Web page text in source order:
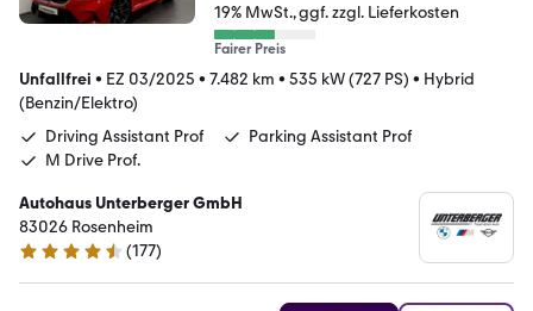
19% MwSt. ggf. zzgl. Lieferkosten
Fairer Preis
Unfallfrei • EZ 03/2025 • 7.482 km • 535 kW (727 PS) • Hybrid
(Benzin/Elektro)
Driving Assistant Prof
Parking Assistant Prof
M Drive Prof.
Autohaus Unterberger GmbH
83026 Rosenheim
4.4 Sterne
(177)